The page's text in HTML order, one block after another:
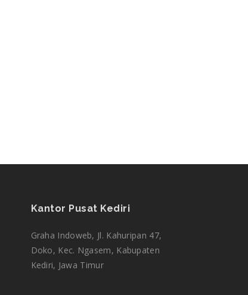
Kantor Pusat Kediri
Graha Indoweb, Jl. Kahuripan 47,
Doko, Kec. Ngasem, Kabupaten
Kediri, Jawa Timur
Tim CS kami ada di sini untuk menjawab
pertanyaan Anda. Tanya kami apa saja!